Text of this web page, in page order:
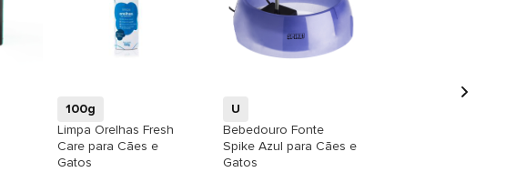
+
100g
Limpa Orelhas Fresh
Care para Cães e
Gatos
+
U
Bebedouro Fonte
Spike Azul para Cães e
Gatos